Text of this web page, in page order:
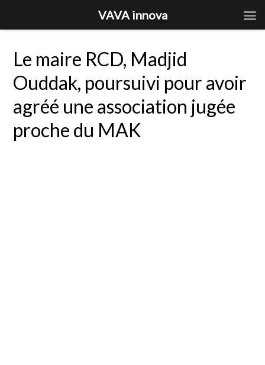
Le maire RCD, Madjid
Ouddak, poursuivi pour avoir
agréé une association jugée
proche du MAK
VAVA innova